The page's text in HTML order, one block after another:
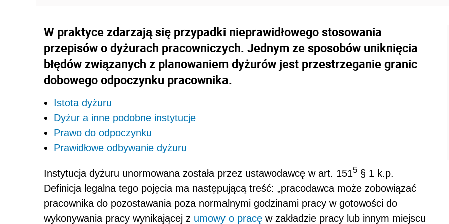
W praktyce zdarzają się przypadki nieprawidłowego stosowania
przepisów o dyżurach pracowniczych. Jednym ze sposobów uniknięcia
błędów związanych z planowaniem dyżurów jest przestrzeganie granic
dobowego odpoczynku pracownika.
Istota dyżuru
Dyżur a inne podobne instytucje
Prawo do odpoczynku
Prawidłowe odbywanie dyżuru
Instytucja dyżuru unormowana została przez ustawodawcę w art. 1515 § 1 k.p.
Definicja legalna tego pojęcia ma następującą treść: „pracodawca może zobowiązać
pracownika do pozostawania poza normalnymi godzinami pracy w gotowości do
wykonywania pracy wynikającej z umowy o pracę w zakładzie pracy lub innym miejscu